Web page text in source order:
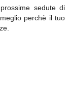
sedute di
perchè il tuo